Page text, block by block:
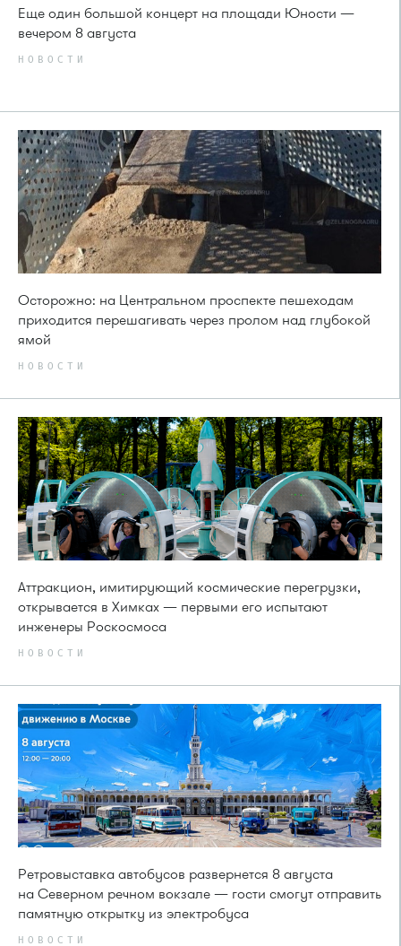
Еще один большой концерт на площади Юности —
вечером 8 августа
НОВОСТИ
Осторожно: на Центральном проспекте пешеходам
приходится перешагивать через пролом над глубокой
ямой
НОВОСТИ
Аттракцион, имитирующий космические перегрузки,
открывается в Химках — первыми его испытают
инженеры Роскосмоса
НОВОСТИ
Ретровыставка автобусов развернется 8 августа
на Северном речном вокзале — гости смогут отправить
памятную открытку из электробуса
НОВОСТИ